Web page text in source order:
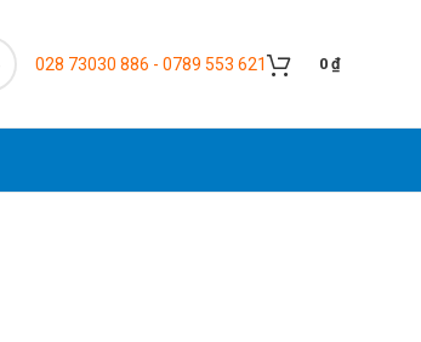
028 73030 886 - 0789 553 621 0 ₫